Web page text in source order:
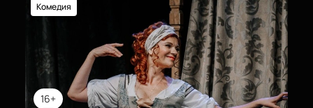
16+
Комедия